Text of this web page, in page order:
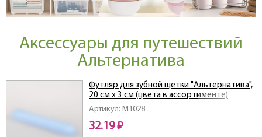
Аксессуары для путешествий
Альтернатива
Артикул: M1028
Футляр для зубной щетки "Альтернатива",
20 см х 3 см (цвета в ассортименте)
32.19 ₽